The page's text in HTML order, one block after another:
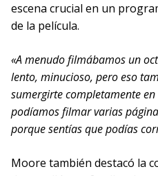
escena crucial en un
de la película.
«A menudo filmábamos un
lento, minucioso, pero eso
sumergirte completamente
podíamos filmar varias
porque sentías que podías
Moore también destacó la